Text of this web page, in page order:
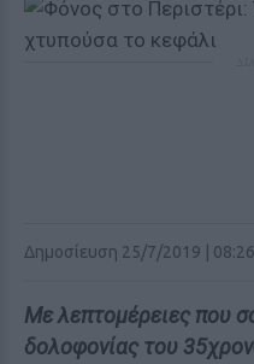
Δημοσίευση 25/7/2019 | 08:26
Με λεπτομέρειες που
δολοφονίας του